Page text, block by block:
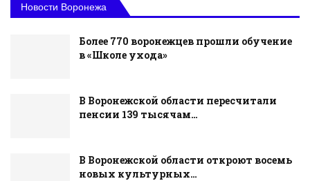
Новости Воронежа
Более 770 воронежцев прошли обучение
в «Школе ухода»
В Воронежской области пересчитали
пенсии 139 тысячам…
В Воронежской области откроют восемь
новых культурных…